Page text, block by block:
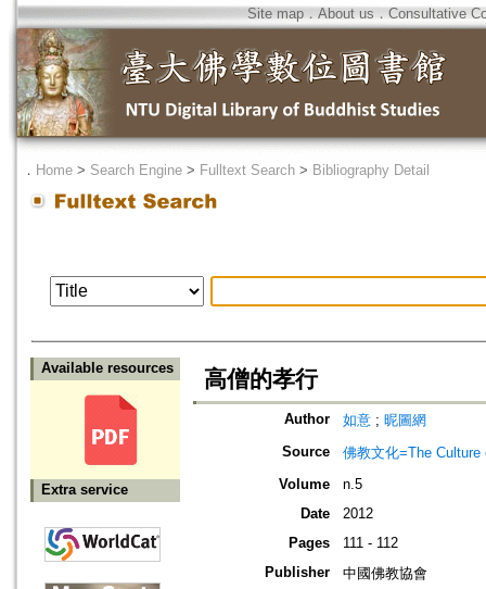
Site map．About us ． Consultative
． Home > Search Engine > Fulltext Search > Bibliography Detail
Available resources
Extra service
高僧的孝行
Author 如意 ; 昵圖網
Source
佛教文化=The
Volume
n.5
Date
2012
Pages
111 - 112
Publisher
中國佛教協會